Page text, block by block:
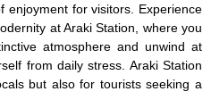
enjoyment for visitors. Experience
at Araki Station, where you
atmosphere and unwind at
from daily stress. Araki Station
but also for tourists seeking a